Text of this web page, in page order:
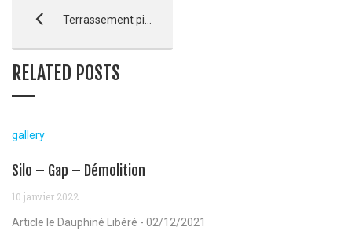
Terrassement piste du Chazelet – La Grave
RELATED POSTS
gallery
Silo – Gap – Démolition
10 janvier 2022
Article le Dauphiné Libéré - 02/12/2021